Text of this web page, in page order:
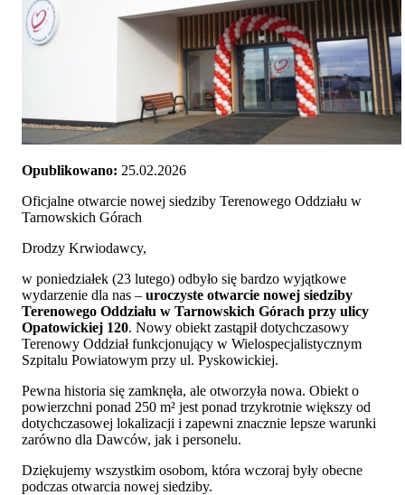
Opublikowano: 25.02.2026
Oficjalne otwarcie nowej siedziby Terenowego Oddziału w
Tarnowskich Górach
Drodzy Krwiodawcy,
w poniedziałek (23 lutego) odbyło się bardzo wyjątkowe
wydarzenie dla nas – uroczyste otwarcie nowej siedziby
Terenowego Oddziału w Tarnowskich Górach przy ulicy
Opatowickiej 120. Nowy obiekt zastąpił dotychczasowy
Terenowy Oddział funkcjonujący w Wielospecjalistycznym
Szpitalu Powiatowym przy ul. Pyskowickiej.
Pewna historia się zamknęła, ale otworzyła nowa. Obiekt o
powierzchni ponad 250 m² jest ponad trzykrotnie większy od
dotychczasowej lokalizacji i zapewni znacznie lepsze warunki
zarówno dla Dawców, jak i personelu.
Dziękujemy wszystkim osobom, która wczoraj były obecne
podczas otwarcia nowej siedziby.